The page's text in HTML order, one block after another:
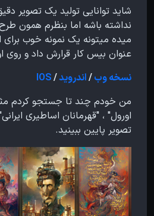
شاید توانایی تولید یک تصویر
نداشته باشه اما بنظرم همون
میده میتونه یک نمونه خوب برای
عنوان بیس کار قرارش داد و روی
نسخه وب/اندروید/
IOS
اورول" ، "قهرمانان اساطیری
تصویر پایین ببینید.